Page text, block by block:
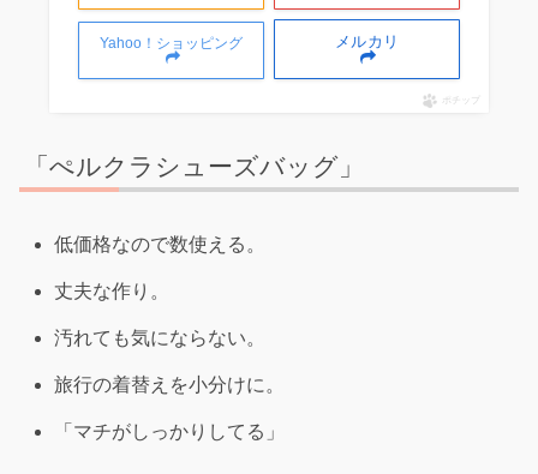
Yahoo！ショッピング メルカリ
ポチップ
「ぺルクラシューズバッグ」
低価格なので数使える。
丈夫な作り。
汚れても気にならない。
旅行の着替えを小分けに。
「マチがしっかりしてる」